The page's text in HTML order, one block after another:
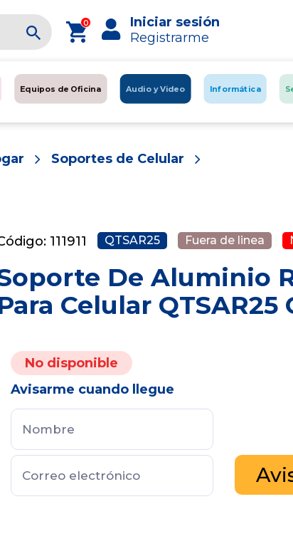
0
Iniciar sesión
Registrarme
Equipos de Oficina Audio y Video Informática
Soportes de Celular
111911 QTSAR25 Fuera de linea
De Aluminio
Celular QTSAR25
No disponible
Avisarme cuando llegue